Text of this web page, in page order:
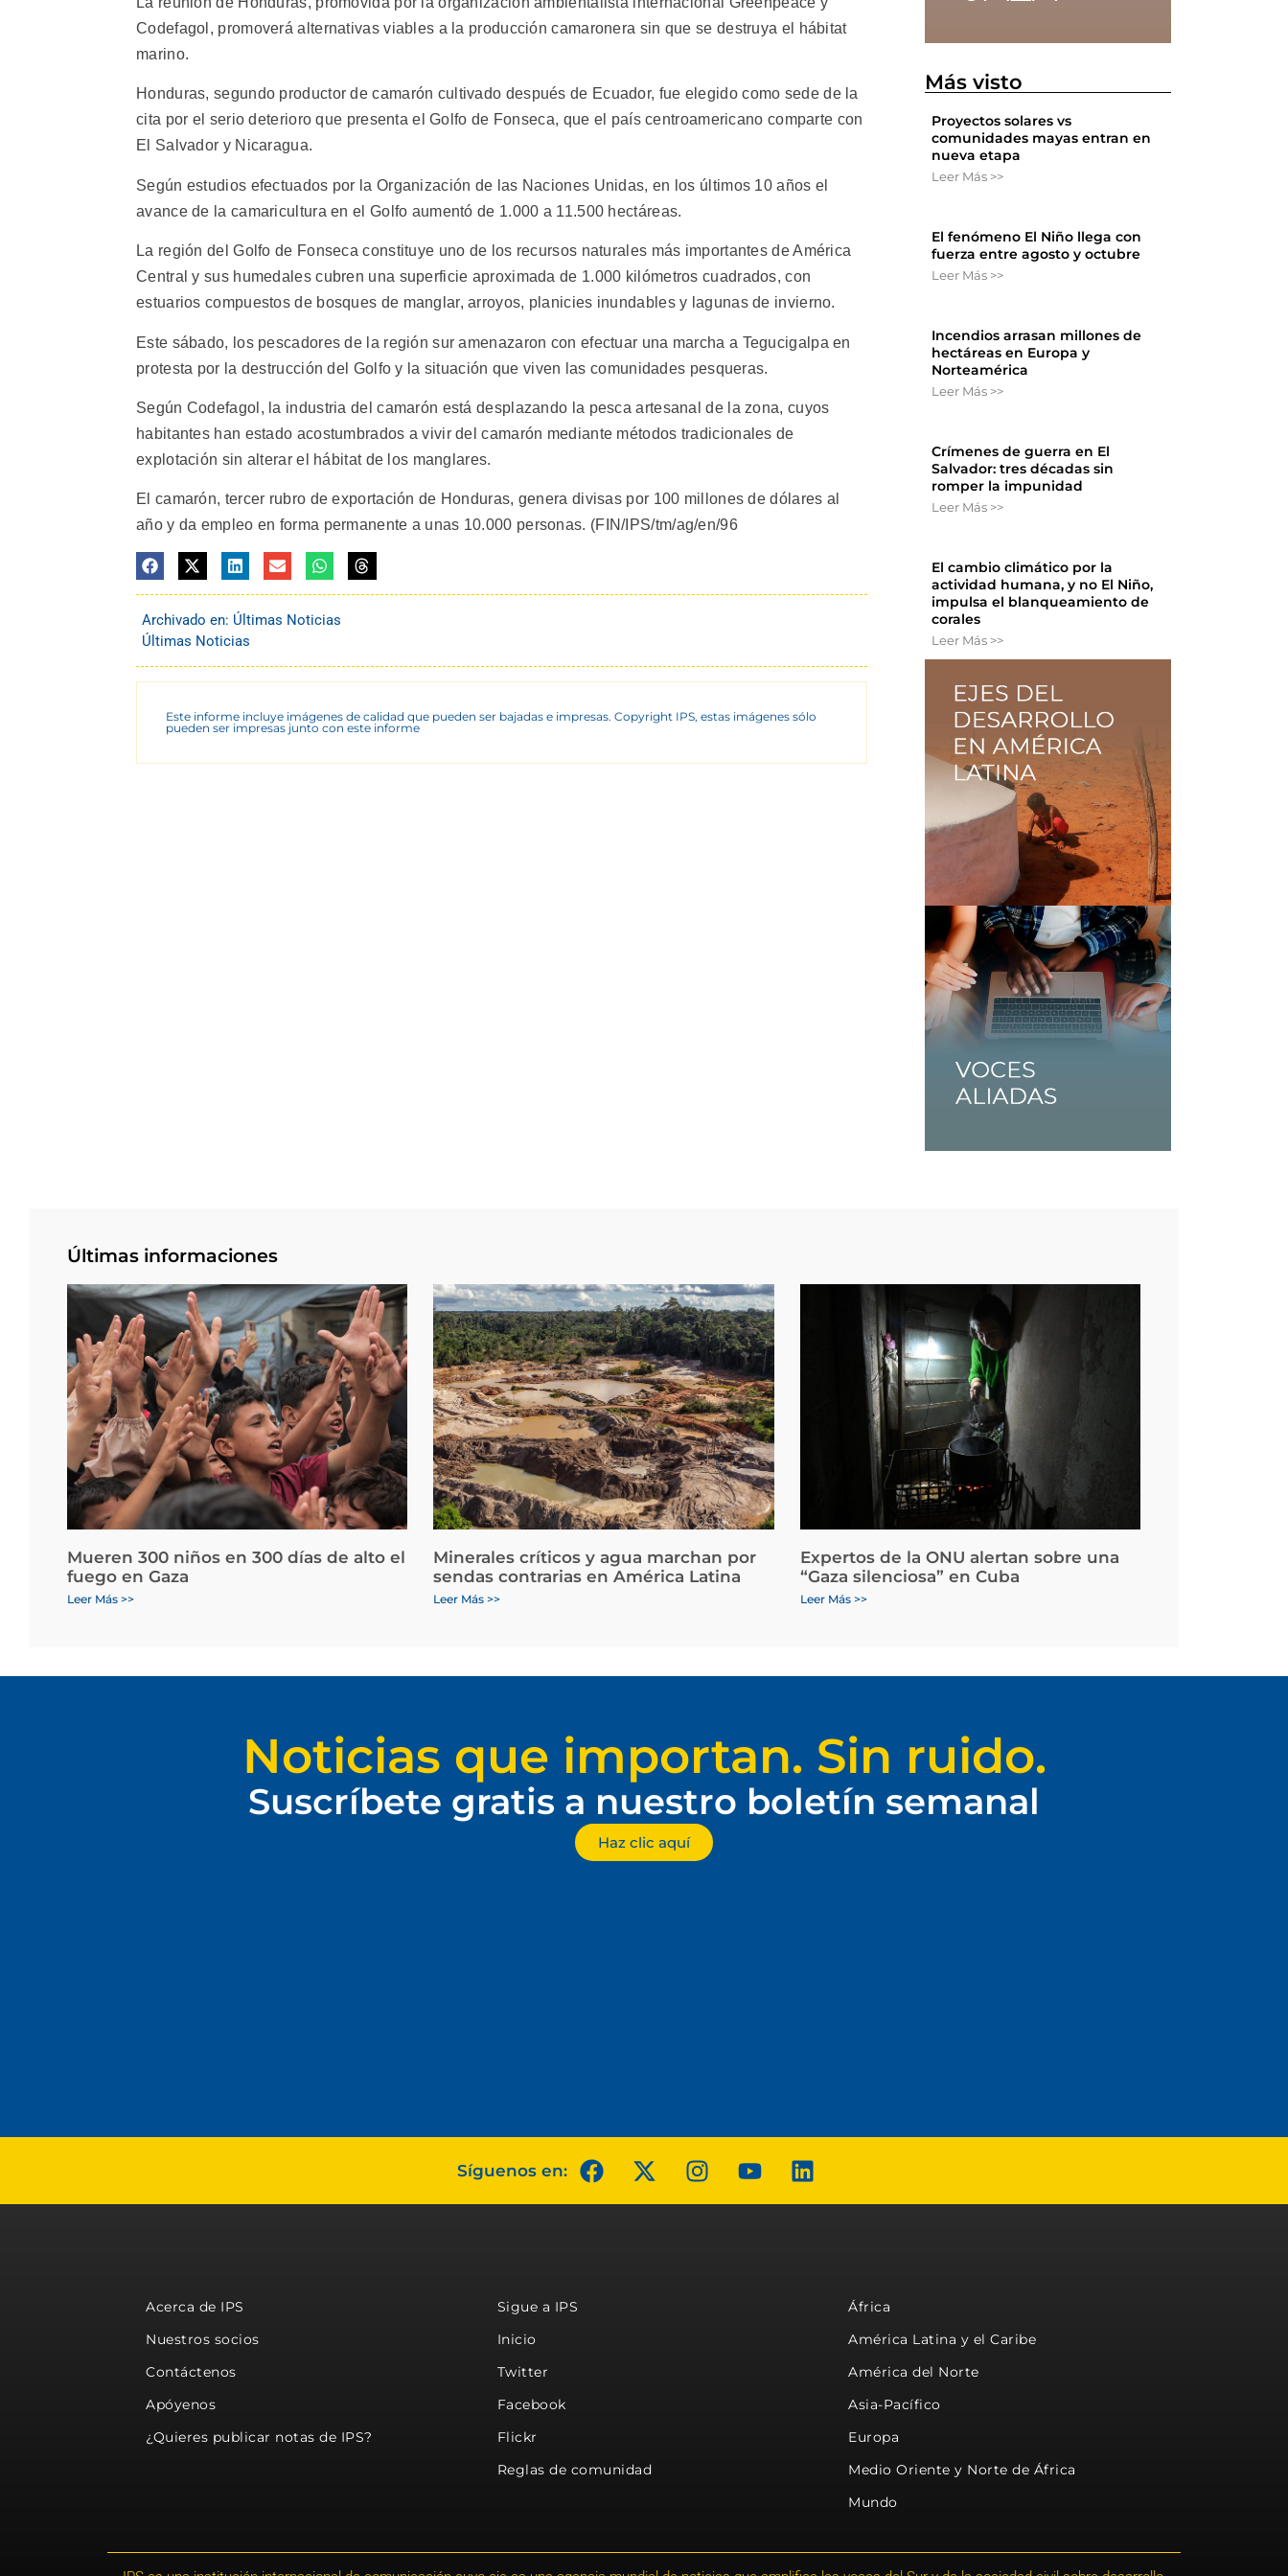
Codefagol, promoverá alternativas viables a la producción camaronera sin que se destruya el hábitat
marino.
Honduras, segundo productor de camarón cultivado después de Ecuador, fue elegido como sede de la
cita por el serio deterioro que presenta el Golfo de Fonseca, que el país centroamericano comparte con
El Salvador y Nicaragua.
Según estudios efectuados por la Organización de las Naciones Unidas, en los últimos 10 años el
avance de la camaricultura en el Golfo aumentó de 1.000 a 11.500 hectáreas.
La región del Golfo de Fonseca constituye uno de los recursos naturales más importantes de América
Central y sus humedales cubren una superficie aproximada de 1.000 kilómetros cuadrados, con
estuarios compuestos de bosques de manglar, arroyos, planicies inundables y lagunas de invierno.
Este sábado, los pescadores de la región sur amenazaron con efectuar una marcha a Tegucigalpa en
protesta por la destrucción del Golfo y la situación que viven las comunidades pesqueras.
Según Codefagol, la industria del camarón está desplazando la pesca artesanal de la zona, cuyos
habitantes han estado acostumbrados a vivir del camarón mediante métodos tradicionales de
explotación sin alterar el hábitat de los manglares.
El camarón, tercer rubro de exportación de Honduras, genera divisas por 100 millones de dólares al
año y da empleo en forma permanente a unas 10.000 personas. (FIN/IPS/tm/ag/en/96
Archivado en: Últimas Noticias
Últimas Noticias
Este informe incluye imágenes de calidad que pueden ser bajadas e impresas. Copyright IPS, estas imágenes sólo
pueden ser impresas junto con este informe
Más visto
Proyectos solares vs
comunidades mayas entran en
nueva etapa
Leer Más >>
El fenómeno El Niño llega con
fuerza entre agosto y octubre
Leer Más >>
Incendios arrasan millones de
hectáreas en Europa y
Norteamérica
Leer Más >>
Crímenes de guerra en El
Salvador: tres décadas sin
romper la impunidad
Leer Más >>
El cambio climático por la
actividad humana, y no El Niño,
impulsa el blanqueamiento de
corales
Leer Más >>
Últimas informaciones
Mueren 300 niños en 300 días de alto el
fuego en Gaza
Leer Más >>
Minerales críticos y agua marchan por
sendas contrarias en América Latina
Leer Más >>
Expertos de la ONU alertan sobre una
“Gaza silenciosa” en Cuba
Leer Más >>
Noticias que importan. Sin ruido.
Suscríbete gratis a nuestro boletín semanal
Haz clic aquí
Síguenos en:
Acerca de IPS
Nuestros socios
Contáctenos
Apóyenos
¿Quieres publicar notas de IPS?
Sigue a IPS
Inicio
Twitter
Facebook
Flickr
Reglas de comunidad
África
América Latina y el Caribe
América del Norte
Asia-Pacífico
Europa
Medio Oriente y Norte de África
Mundo